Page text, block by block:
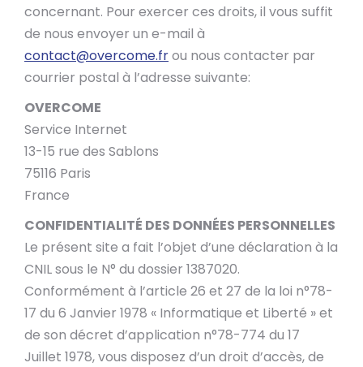
concernant. Pour exercer ces droits, il vous suffit
de nous envoyer un e-mail à
contact@overcome.frou nous contacter par
courrier postal à l’adresse suivante:
OVERCOME
Service Internet
13-15 rue des Sablons
75116 Paris
France
CONFIDENTIALITÉ DES DONNÉES PERSONNELLES
Le présent site a fait l’objet d’une déclaration à la
CNIL sous le N° du dossier 1387020.
Conformément à l’article 26 et 27 de la loi n°78-
17 du 6 Janvier 1978 « Informatique et Liberté » et
de son décret d’application n°78-774 du 17
Juillet 1978, vous disposez d’un droit d’accès, de